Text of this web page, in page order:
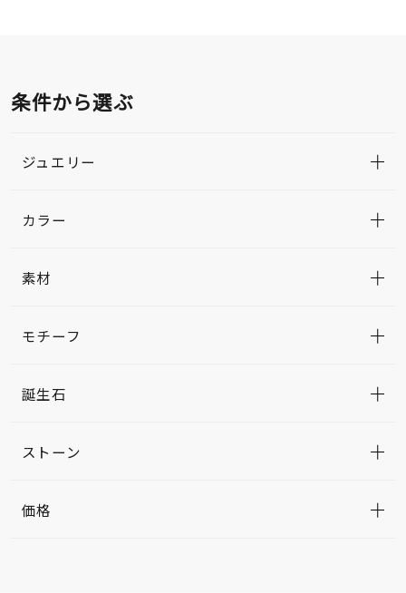
条件から選ぶ
ジュエリー
カラー
素材
モチーフ
誕生石
ストーン
価格